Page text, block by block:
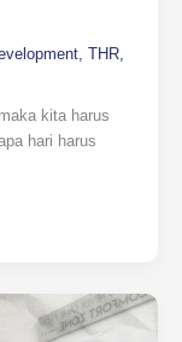
, THR,
kita harus
hari harus